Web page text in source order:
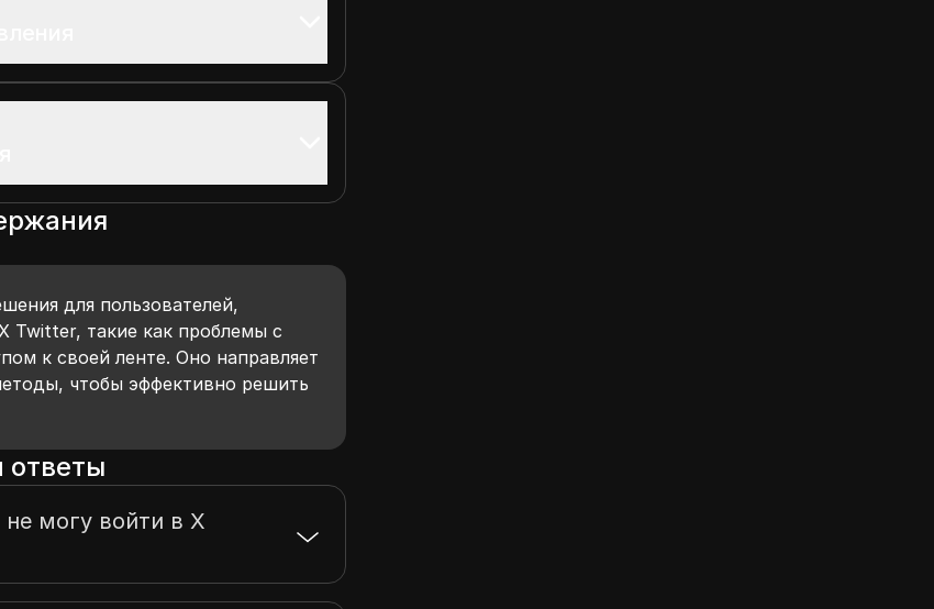
для пользователей,
такие как проблемы с
к своей ленте. Оно направляет
чтобы эффективно решить
ответы
могу войти в X